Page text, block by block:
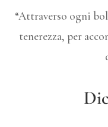
“Attraverso ogni
tenerezza, per